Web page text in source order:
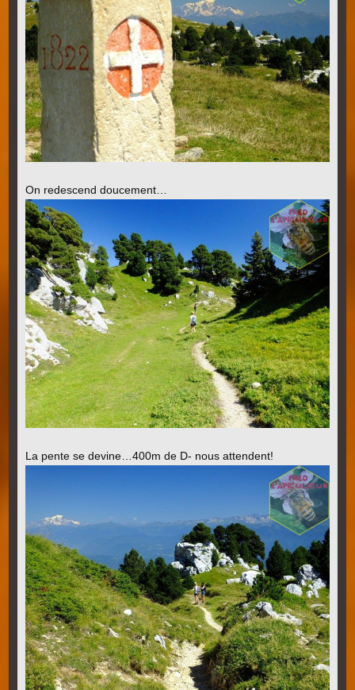
On redescend doucement…
La pente se devine…400m de D- nous attendent!